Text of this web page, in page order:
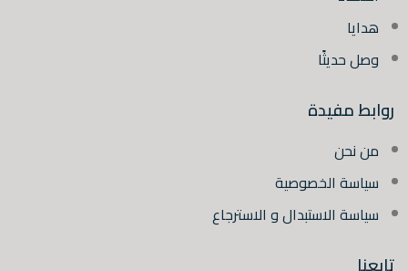
هدايا
وصل حديثًا
روابط مفيدة
من نحن
سياسة الخصوصية
سياسة الاستبدال و الاسترجاع